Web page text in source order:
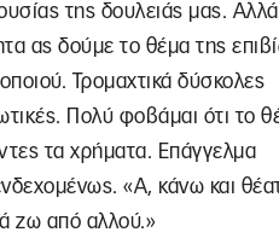
της δουλειάς μας.
ας δούμε το θέμα της
Τρομαχτικά δύσκολες
Πολύ φοβάμαι ότι το
τα χρήματα. Επάγγελμα
«Α, κάνω και
ζω από αλλού.»